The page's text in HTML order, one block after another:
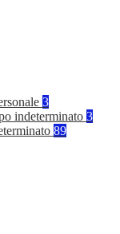
3
indeterminato 3
89